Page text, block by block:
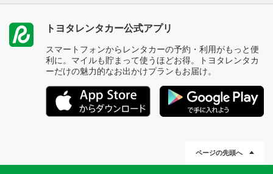
トヨタレンタカー公式アプリ
スマートフォンからレンタカーの予約・利用がもっと便
利に。マイルも貯まって使うほどお得。トヨタレンタカ
ーだけの魅力的なお出かけプランもお届け。
ページの先頭へ